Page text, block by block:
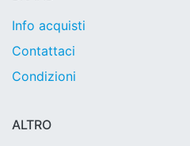
Info acquisti
Contattaci
Condizioni
ALTRO